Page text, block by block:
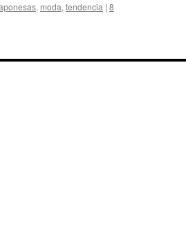
, moda, tendencia | 8